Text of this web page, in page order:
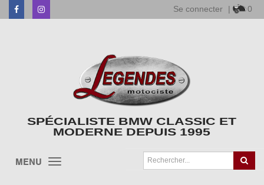
FacebookInstagram Se connecter | 0
SPÉCIALISTE BMW CLASSIC ET
MODERNE DEPUIS 1995
MENU